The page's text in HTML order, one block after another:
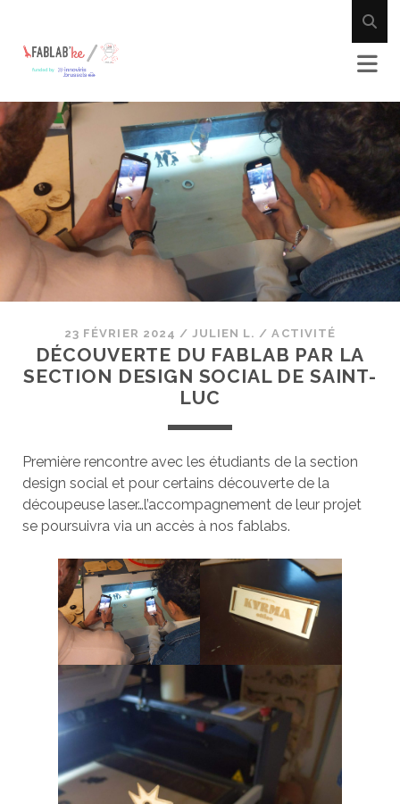
23 FÉVRIER 2024 / JULIEN L. /ACTIVITÉ
DÉCOUVERTE DU FABLAB PAR LA
SECTION DESIGN SOCIAL DE SAINT-
LUC
Première rencontre avec les étudiants de la section
design social et pour certains découverte de la
découpeuse laser…l’accompagnement de leur projet
se poursuivra via un accès à nos fablabs.